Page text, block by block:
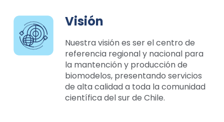
Visión
Nuestra visión es ser el centro de
referencia regional y nacional para
la mantención y producción de
biomodelos, presentando servicios
de alta calidad a toda la comunidad
científica del sur de Chile.